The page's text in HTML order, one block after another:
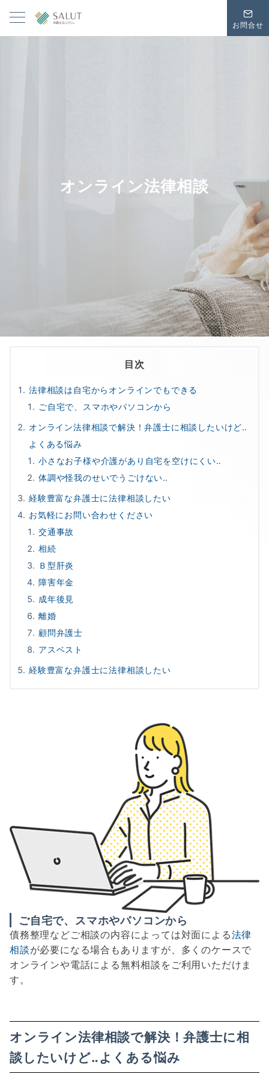
お問合せ
オンライン法律相談
目次
法律相談は自宅からオンラインでもできる
ご自宅で、スマホやパソコンから
オンライン法律相談で解決！弁護士に相談したいけど‥
よくある悩み
小さなお子様や介護があり自宅を空けにくい‥
体調や怪我のせいでうごけない‥
経験豊富な弁護士に法律相談したい
お気軽にお問い合わせください
交通事故
相続
Ｂ型肝炎
障害年金
成年後見
離婚
顧問弁護士
アスベスト
経験豊富な弁護士に法律相談したい
ご自宅で、スマホやパソコンから
債務整理などご相談の内容によっては対面による法律
相談が必要になる場合もありますが、多くのケースで
オンラインや電話による無料相談をご利用いただけま
す。
オンライン法律相談で解決！弁護士に相
談したいけど‥よくある悩み